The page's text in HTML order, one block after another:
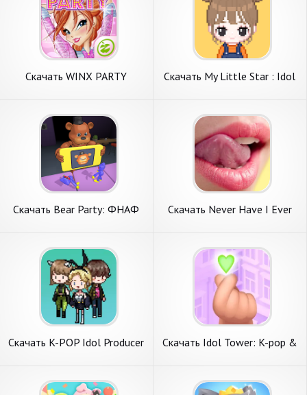
Скачать WINX PARTY
Скачать My Little Star : Idol
Скачать Bear Party: ФНАФ
Скачать Never Have I Ever
Скачать K-POP Idol Producer
Скачать Idol Tower: K-pop &